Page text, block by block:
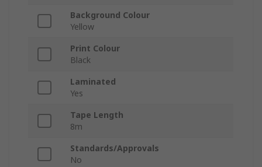
Background Colour
Yellow
Print Colour
Black
Laminated
Yes
Tape Length
8m
Standards/Approvals
No